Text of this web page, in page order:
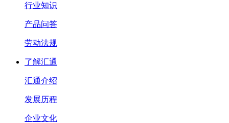
行业知识
产品问答
劳动法规
了解汇通
汇通介绍
发展历程
企业文化